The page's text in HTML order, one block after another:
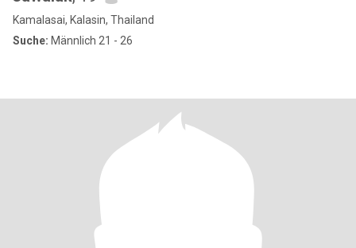
Kamalasai, Kalasin, Thailand
Suche: Männlich 21 - 26